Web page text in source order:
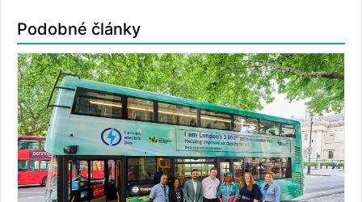
Podobné články